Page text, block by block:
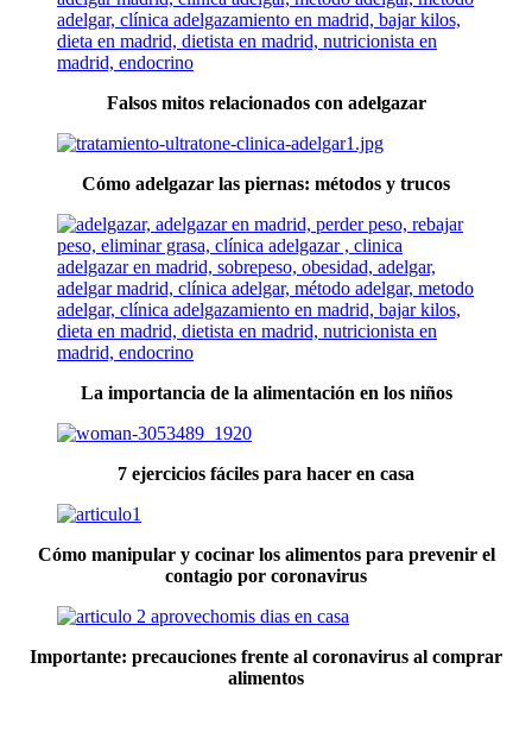
Falsos mitos relacionados con adelgazar
Cómo adelgazar las piernas: métodos y trucos
La importancia de la alimentación en los niños
7 ejercicios fáciles para hacer en casa
Cómo manipular y cocinar los alimentos para prevenir el
contagio por coronavirus
Importante: precauciones frente al coronavirus al comprar
alimentos